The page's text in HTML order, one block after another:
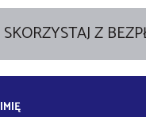
SKORZYSTAJ Z
IMIĘ